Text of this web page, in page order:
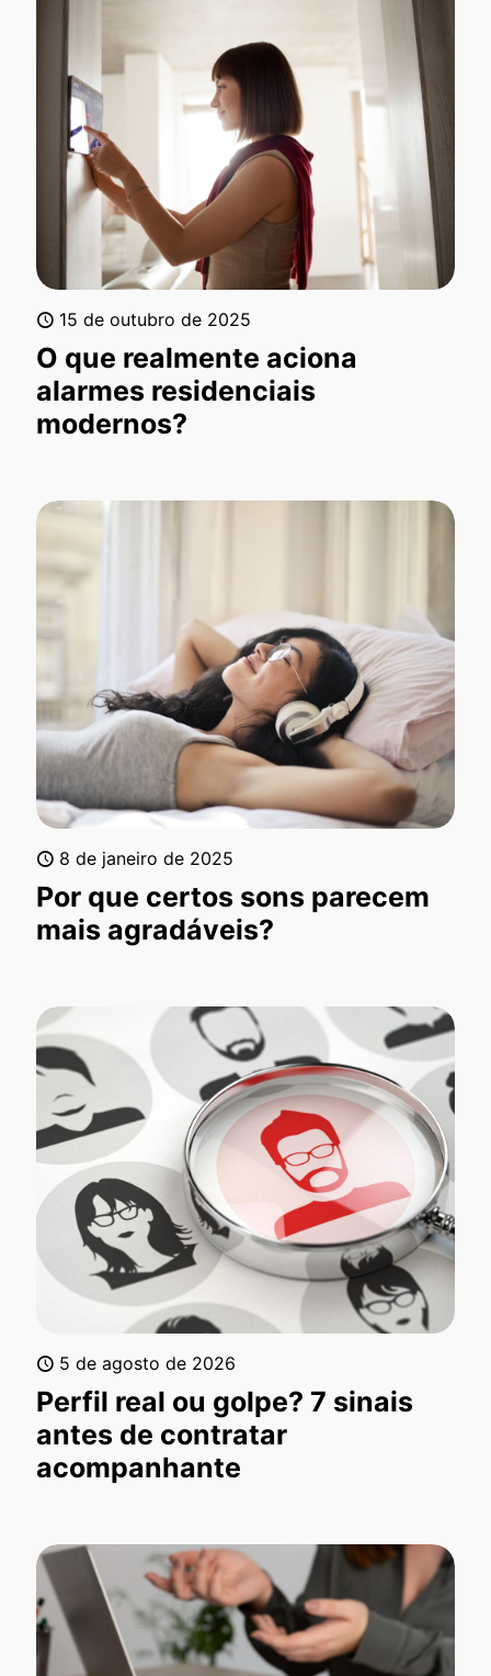
15 de outubro de 2025
O que realmente aciona
alarmes residenciais
modernos?
8 de janeiro de 2025
Por que certos sons parecem
mais agradáveis?
5 de agosto de 2026
Perfil real ou golpe? 7 sinais
antes de contratar
acompanhante